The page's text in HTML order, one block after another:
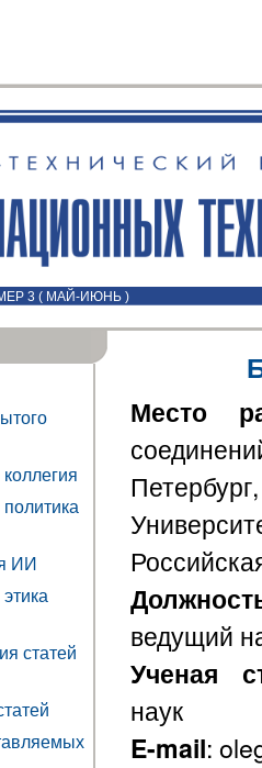
3 ( МАЙ-ИЮНЬ )
ИИ
статей
Место
ведущий
Ученая
наук
E-mail: